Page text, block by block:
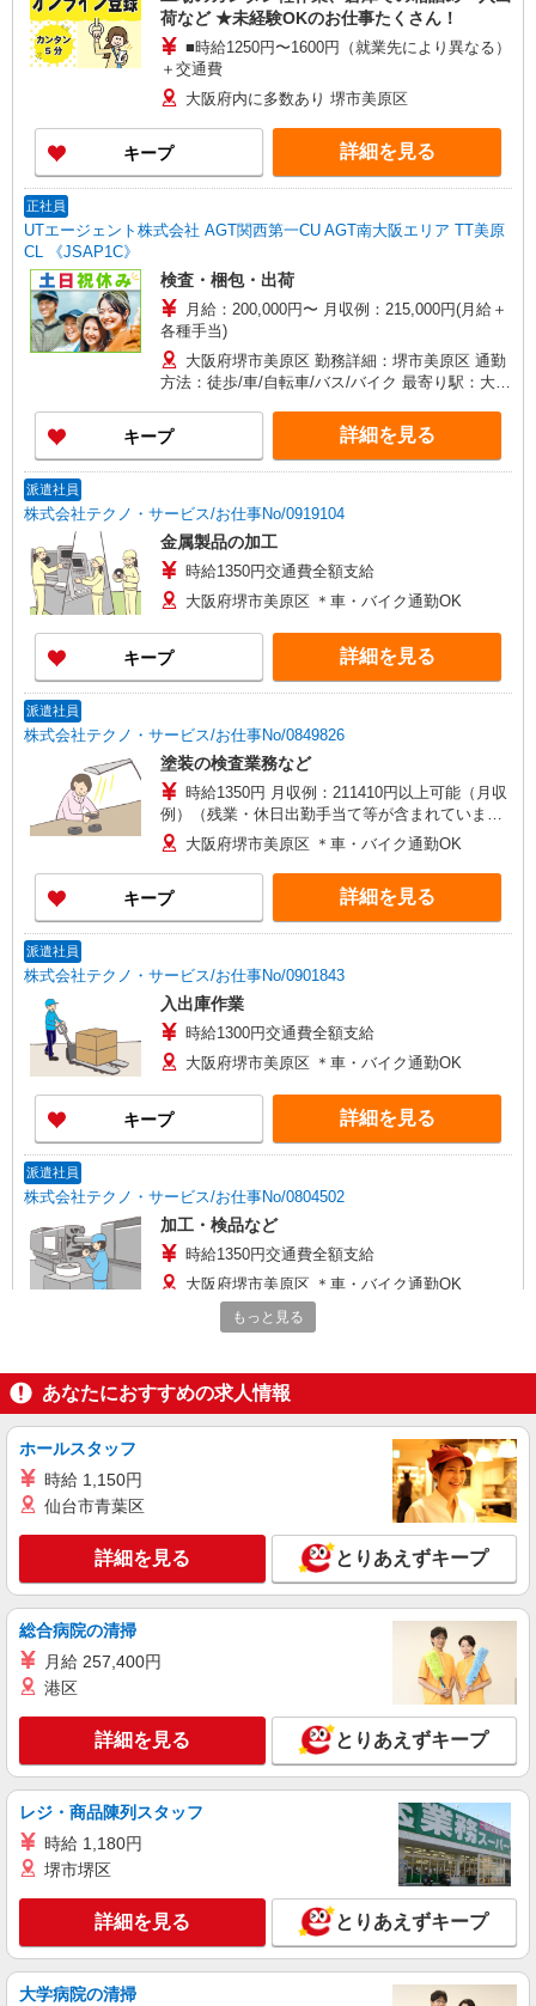
荷など ★未経験OKのお仕事たくさん！
■時給1250円〜1600円（就業先により異なる）
＋交通費
大阪府内に多数あり 堺市美原区
キープ 詳細を見る
正社員
UTエージェント株式会社 AGT関西第一CU AGT南大阪エリア TT美原
CL 《JSAP1C》
検査・梱包・出荷
月給：200,000円〜 月収例：215,000円(月給＋
各種手当)
大阪府堺市美原区 勤務詳細：堺市美原区 通勤
方法：徒歩/車/自転車/バス/バイク 最寄り駅：大阪
キープ 詳細を見る
派遣社員
株式会社テクノ・サービス/お仕事No/0919104
金属製品の加工
時給1350円交通費全額支給
大阪府堺市美原区 ＊車・バイク通勤OK
キープ 詳細を見る
派遣社員
株式会社テクノ・サービス/お仕事No/0849826
塗装の検査業務など
時給1350円 月収例：211410円以上可能（月収
例）（残業・休日出勤手当て等が含まれていま
す） 交通費全額支給
大阪府堺市美原区 ＊車・バイク通勤OK
キープ 詳細を見る
派遣社員
株式会社テクノ・サービス/お仕事No/0901843
入出庫作業
時給1300円交通費全額支給
大阪府堺市美原区 ＊車・バイク通勤OK
キープ 詳細を見る
派遣社員
株式会社テクノ・サービス/お仕事No/0804502
加工・検品など
時給1350円交通費全額支給
大阪府堺市美原区 ＊車・バイク通勤OK
派遣社員
パーソルフィールドスタッフ株式会社 西日本コーディネートセンタ
ー（K）
時給1,400円 【月収例】235,200円（月21日就
業・残業なしの場合） ★交通費規定支給
大阪府堺市美原区 ★車通勤可 車・バイク・自
転車通勤OK
キープ 詳細を見る
派遣社員
パーソルフィールドスタッフ株式会社 西日本コーディネートセンタ
コーティング前の吹き付け研磨＆テープ貼り
時給1,500円 月収例：225,000円（20日就業の
場合） ★交通費規定支給
大阪府堺市美原区 ★車通勤可 駐車場無料（敷
キープ 詳細を見る
派遣社員
株式会社テクノ・サービス/お仕事No/0905949
もっと見る
あなたにおすすめの求人情報
ホールスタッフ
時給 1,150円
仙台市青葉区
詳細を見る とりあえずキープ
総合病院の清掃
月給 257,400円
港区
詳細を見る とりあえずキープ
レジ・商品陳列スタッフ
時給 1,180円
堺市堺区
詳細を見る とりあえずキープ
大学病院の清掃